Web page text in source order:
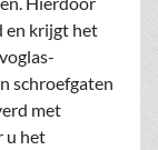
en krijgt het
schroefgaten
met
u het